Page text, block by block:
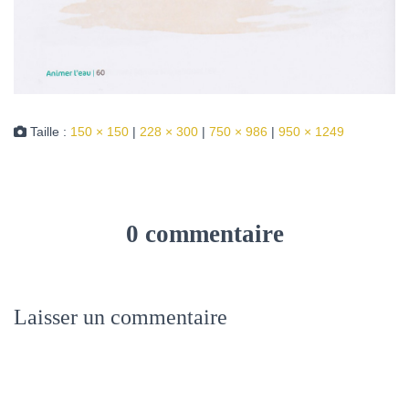
Taille : 150 × 150 | 228 × 300 | 750 × 986 | 950 × 1249
0 commentaire
Laisser un commentaire